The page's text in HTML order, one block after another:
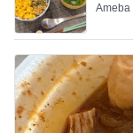
Ameba